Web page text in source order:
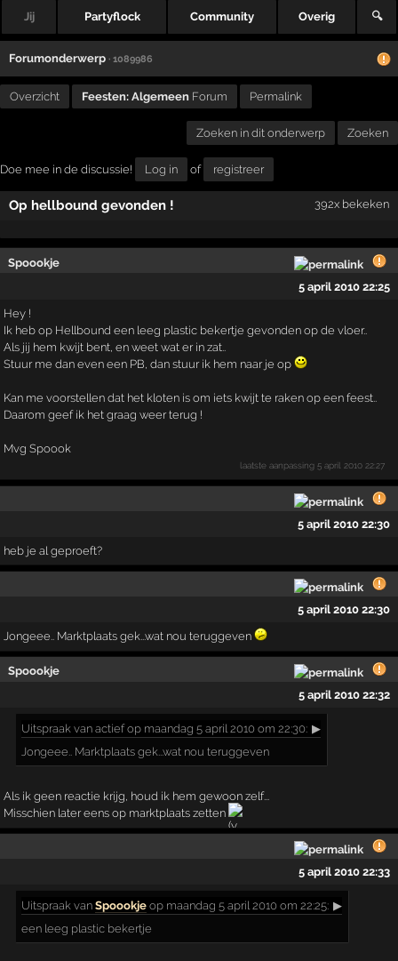
Jij Partyflock Community Overig 🔍
Forumonderwerp · 1089986
Overzicht Feesten: Algemeen Forum Permalink
Zoeken in dit onderwerp Zoeken
Doe mee in de discussie! Log in of registreer
Op hellbound gevonden ! 392x bekeken
Spoookje
5 april 2010 22:25
Hey !
Ik heb op Hellbound een leeg plastic bekertje gevonden op de vloer..
Als jij hem kwijt bent, en weet wat er in zat..
Stuur me dan even een PB, dan stuur ik hem naar je op
Kan me voorstellen dat het kloten is om iets kwijt te raken op een feest..
Daarom geef ik het graag weer terug !
Mvg Spoook
laatste aanpassing5 april 2010 22:27
5 april 2010 22:30
heb je al geproeft?
5 april 2010 22:30
Jongeee.. Marktplaats gek...wat nou teruggeven
Spoookje
5 april 2010 22:32
Uitspraak van actief op maandag 5 april 2010 om 22:30: ▶
Jongeee.. Marktplaats gek...wat nou teruggeven
Als ik geen reactie krijg, houd ik hem gewoon zelf...
Misschien later eens op marktplaats zetten
5 april 2010 22:33
Uitspraak vanSpoookje op maandag 5 april 2010 om 22:25: ▶
een leeg plastic bekertje